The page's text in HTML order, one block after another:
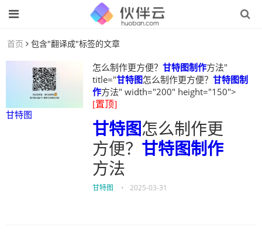
首页 包含"翻译成"标签的文章
甘特图
怎么制作更方便？ 甘特图制作方法"
title="甘特图怎么制作更方便？ 甘特图制
作方法" width="200" height="150">
[置顶]
甘特图怎么制作更
方便？ 甘特图制作
方法
甘特图 • 2025-03-31